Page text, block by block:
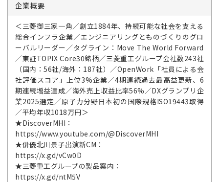
企業概要
＜三菱御三家一角／創立1884年、持続可能な社会を支える
総合インフラ企業／エンジニアリングとものづくりのグロ
ーバルリーダー／タグライン：Move The World Forward
／東証TOPIX Core30銘柄／三菱重工グループ会社数243社
（国内：56社/海外：187社）／OpenWork「社員による会
社評価スコア」上位3%企業／4期連続過去最高益更新、6
期連続増益達成／海外売上収益比率56%／DXグランプリ企
業2025選定／原子力分野日本初の国際規格ISO19443取得
／平均年収1018万円＞
★DiscoverMHI：
https://www.youtube.com/@DiscoverMHI
★俳優北川景子出演新CM：
https://x.gd/vCw0D
★三菱重工グループの製品案内：
https://x.gd/ntM5V